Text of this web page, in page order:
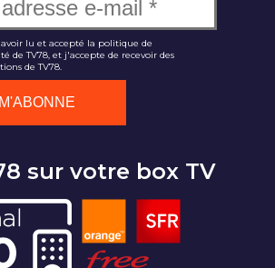
lu et accepté la politique de
de TV78, et j'accepte de recevoir des
de TV78.
sur votre box TV